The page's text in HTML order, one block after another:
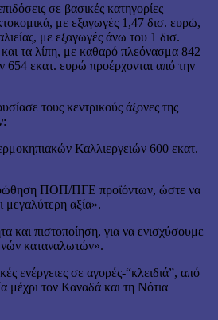
σε βασικές κατηγορίες
με εξαγωγές 1,47 δισ. ευρώ,
με εξαγωγές άνω του 1 δισ.
τα λίπη, με καθαρό πλεόνασμα 842
654 εκατ. ευρώ προέρχονται από την
τους κεντρικούς άξονες της
Καλλιεργειών 600 εκατ.
ΠΟΠ/ΠΓΕ προϊόντων, ώστε να
μεγαλύτερη αξία».
και πιστοποίηση, για να ενισχύσουμε
καταναλωτών».
ενέργειες σε αγορές-“κλειδιά”, από
μέχρι τον Καναδά και τη Νότια